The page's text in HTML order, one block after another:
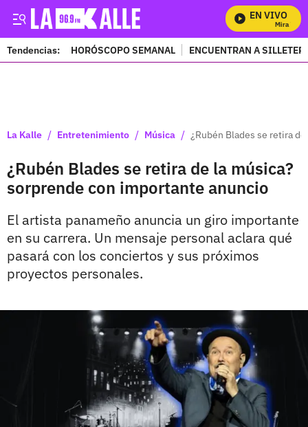
EN VIVO
Mira
Tendencias: HORÓSCOPO SEMANAL ENCUENTRAN A
La Kalle / Entretenimiento / Música / ¿Rubén Blades se retira
¿Rubén Blades se retira de la música?
sorprende con importante anuncio
El artista panameño anuncia un giro importante
en su carrera. Un mensaje personal aclara qué
pasará con los conciertos y sus próximos
proyectos personales.